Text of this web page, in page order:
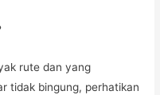
rute dan yang
tidak bingung, perhatikan